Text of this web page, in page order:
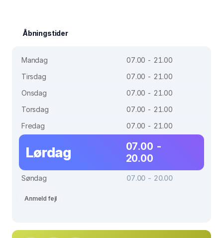
Åbningstider
Mandag
07.00 - 21.00
Tirsdag
07.00 - 21.00
Onsdag
07.00 - 21.00
Torsdag
07.00 - 21.00
Fredag
07.00 - 21.00
Lørdag
07.00 -
20.00
Søndag 07.00 - 20.00
Anmeld fejl